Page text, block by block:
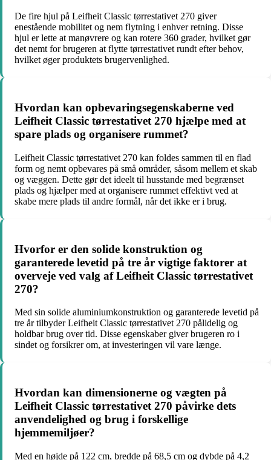
De fire hjul på Leifheit Classic tørrestativet 270 giver
enestående mobilitet og nem flytning i enhver retning. Disse
hjul er lette at manøvrere og kan rotere 360 grader, hvilket gør
det nemt for brugeren at flytte tørrestativet rundt efter behov,
hvilket øger produktets brugervenlighed.
Hvordan kan opbevaringsegenskaberne ved
Leifheit Classic tørrestativet 270 hjælpe med at
spare plads og organisere rummet?
Leifheit Classic tørrestativet 270 kan foldes sammen til en flad
form og nemt opbevares på små områder, såsom mellem et skab
og væggen. Dette gør det ideelt til husstande med begrænset
plads og hjælper med at organisere rummet effektivt ved at
skabe mere plads til andre formål, når det ikke er i brug.
Hvorfor er den solide konstruktion og
garanterede levetid på tre år vigtige faktorer at
overveje ved valg af Leifheit Classic tørrestativet
270?
Med sin solide aluminiumkonstruktion og garanterede levetid på
tre år tilbyder Leifheit Classic tørrestativet 270 pålidelig og
holdbar brug over tid. Disse egenskaber giver brugeren ro i
sindet og forsikrer om, at investeringen vil vare længe.
Hvordan kan dimensionerne og vægten på
Leifheit Classic tørrestativet 270 påvirke dets
anvendelighed og brug i forskellige
hjemmemiljøer?
Med en højde på 122 cm, bredde på 68,5 cm og dybde på 4,2